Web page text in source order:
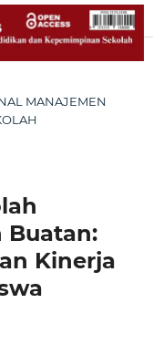
MANAJEMEN
Buatan:
Kinerja